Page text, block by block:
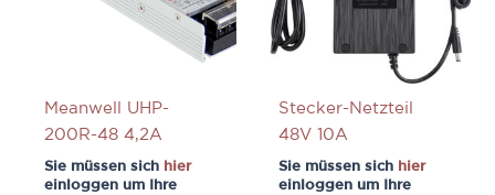
Meanwell UHP-
200R-48 4,2A
Sie müssen sich hier
einloggen um Ihre
Stecker-Netzteil
48V 10A
Sie müssen sich hier
einloggen um Ihre